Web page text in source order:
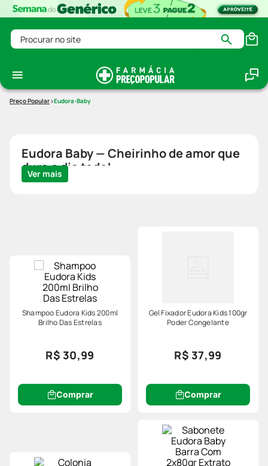
Procurar no site
Eudora-Baby
Eudora Baby — Cheirinho de amor que
dura o dia todo!
Ver mais
Shampoo Eudora Kids 200ml
Brilho Das Estrelas
R$ 30,99
Comprar
Gel Fixador Eudora Kids 100gr
Poder Congelante
R$ 37,99
Comprar